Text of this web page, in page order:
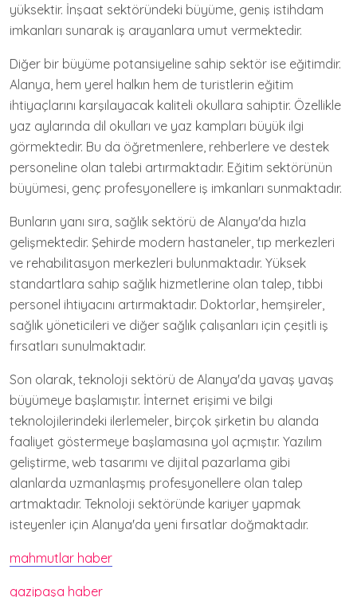
yüksektir. İnşaat sektöründeki büyüme, geniş istihdam
imkanları sunarak iş arayanlara umut vermektedir.
Diğer bir büyüme potansiyeline sahip sektör ise eğitimdir.
Alanya, hem yerel halkın hem de turistlerin eğitim
ihtiyaçlarını karşılayacak kaliteli okullara sahiptir. Özellikle
yaz aylarında dil okulları ve yaz kampları büyük ilgi
görmektedir. Bu da öğretmenlere, rehberlere ve destek
personeline olan talebi artırmaktadır. Eğitim sektörünün
büyümesi, genç profesyonellere iş imkanları sunmaktadır.
Bunların yanı sıra, sağlık sektörü de Alanya'da hızla
gelişmektedir. Şehirde modern hastaneler, tıp merkezleri
ve rehabilitasyon merkezleri bulunmaktadır. Yüksek
standartlara sahip sağlık hizmetlerine olan talep, tıbbi
personel ihtiyacını artırmaktadır. Doktorlar, hemşireler,
sağlık yöneticileri ve diğer sağlık çalışanları için çeşitli iş
fırsatları sunulmaktadır.
Son olarak, teknoloji sektörü de Alanya'da yavaş yavaş
büyümeye başlamıştır. İnternet erişimi ve bilgi
teknolojilerindeki ilerlemeler, birçok şirketin bu alanda
faaliyet göstermeye başlamasına yol açmıştır. Yazılım
geliştirme, web tasarımı ve dijital pazarlama gibi
alanlarda uzmanlaşmış profesyonellere olan talep
artmaktadır. Teknoloji sektöründe kariyer yapmak
isteyenler için Alanya'da yeni fırsatlar doğmaktadır.
mahmutlar haber
gazipaşa haber